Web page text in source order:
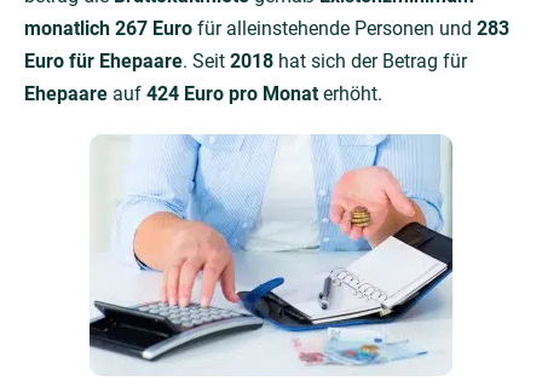
monatlich 267 Euro für alleinstehende Personen und 283
Euro für Ehepaare. Seit 2018 hat sich der Betrag für
Ehepaare auf 424 Euro pro Monaterhöht.